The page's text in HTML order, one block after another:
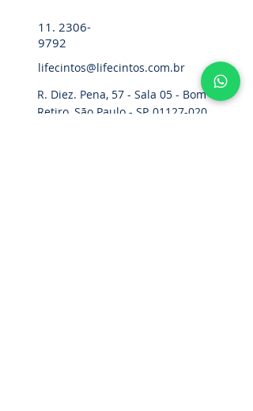
11. 2306-
9792
lifecintos@lifecintos.com.br
R. Diez. Pena, 57 - Sala 05 - Bom
Retiro, São Paulo - SP, 01127-020